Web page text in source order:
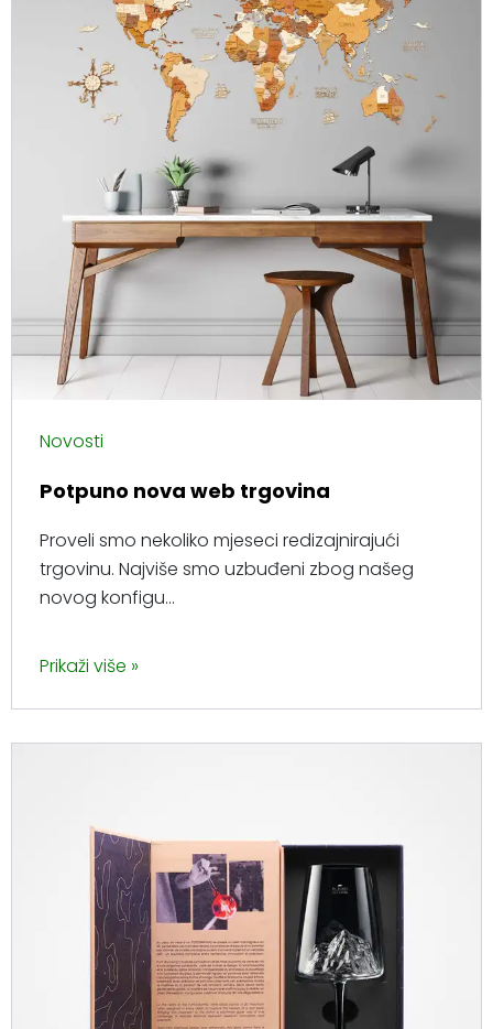
Novosti
Potpuno nova web trgovina
Proveli smo nekoliko mjeseci redizajnirajući
trgovinu. Najviše smo uzbuđeni zbog našeg
novog konfigu...
Prikaži više »